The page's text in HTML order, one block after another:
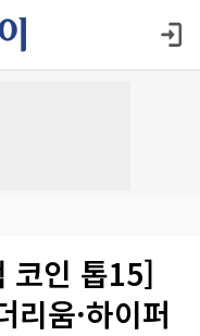
코인 톱15]
리움·하이퍼